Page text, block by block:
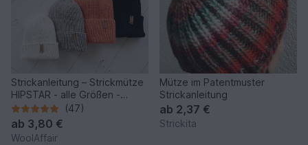
Strickanleitung – Strickmütze
HIPSTAR - alle Größen -
unisex - No.255
(47)
ab 3,80 €
WoolAffair
Mütze im Patentmuster
Strickanleitung
ab 2,37 €
Strickita